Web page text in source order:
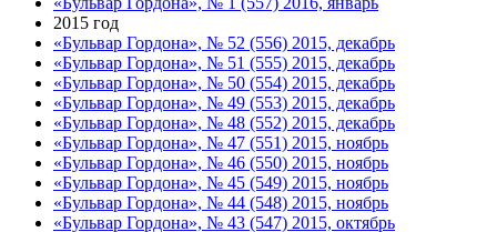
2015 год
«Бульвар Гордона», № 52 (556) 2015, декабрь
«Бульвар Гордона», № 51 (555) 2015, декабрь
«Бульвар Гордона», № 50 (554) 2015, декабрь
«Бульвар Гордона», № 49 (553) 2015, декабрь
«Бульвар Гордона», № 48 (552) 2015, декабрь
«Бульвар Гордона», № 47 (551) 2015, ноябрь
«Бульвар Гордона», № 46 (550) 2015, ноябрь
«Бульвар Гордона», № 45 (549) 2015, ноябрь
«Бульвар Гордона», № 44 (548) 2015, ноябрь
«Бульвар Гордона», № 43 (547) 2015, октябрь